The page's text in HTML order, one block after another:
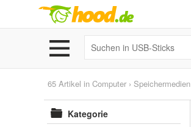
65 Artikel in Computer › Speichermedien
Kategorie